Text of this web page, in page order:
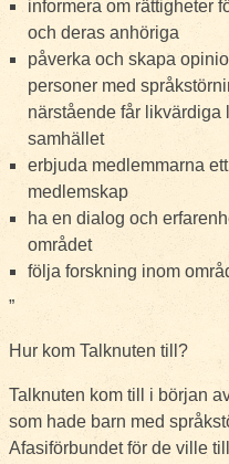
informera om rättigheter
och deras anhöriga
påverka och skapa
personer med
närstående får
samhället
erbjuda medlemmarna
medlemskap
ha en dialog och
området
följa forskning inom
”
Hur kom Talknuten till?
Talknuten kom till i början
som hade barn med
Afasiförbundet för de ville